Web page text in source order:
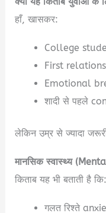
हाँ, खासकर:
College
First
Emotional
शादी से पहले
लेकिन उम्र से ज्यादा
मानसिक स्वास्थ्य
किताब यह भी बताती है कि:
गलत रिश्ते